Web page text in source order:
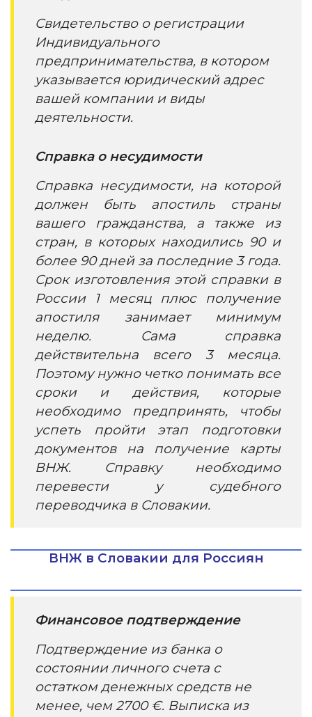
Свидетельство о регистрации
Индивидуального
предпринимательства, в котором
указывается юридический адрес
вашей компании и виды
деятельности.
Справка о несудимости
Справка несудимости, на которой
должен быть апостиль страны
вашего гражданства, а также из
стран, в которых находились 90 и
более 90 дней за последние 3 года.
Срок изготовления этой справки в
России 1 месяц плюс получение
апостиля занимает минимум
неделю. Сама справка
действительна всего 3 месяца.
Поэтому нужно четко понимать все
сроки и действия, которые
необходимо предпринять, чтобы
успеть пройти этап подготовки
документов на получение карты
ВНЖ. Справку необходимо
перевести у судебного
переводчика в Словакии.
ВНЖ в Словакии для Россиян
Финансовое подтверждение
Подтверждение из банка о
состоянии личного счета с
остатком денежных средств не
менее, чем 2700 €. Выписка из